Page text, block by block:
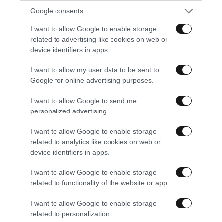
Google consents
I want to allow Google to enable storage
related to advertising like cookies on web or
device identifiers in apps.
I want to allow my user data to be sent to
Google for online advertising purposes.
I want to allow Google to send me
personalized advertising.
I want to allow Google to enable storage
related to analytics like cookies on web or
device identifiers in apps.
I want to allow Google to enable storage
related to functionality of the website or app.
I want to allow Google to enable storage
related to personalization.
Αναχωρεί από το Άμπου Ντάμπι ο Δημήτρης
Γιαννακόπουλος ΔΕΝ ΕΧΕΙ ΤΣΙΡΚΟ ΕΚΕΙ ΝΑ ΠΑΙΖΕΙΣ
και που εισαι να κοψεις το μουστακη φιανεσαι σαμ
εξωγεινειος
Απαντήστε
Nostromo 24·05·2025 14:25
Μην του μιλάτε του παιδιού αφήστε το να κλάψει...
Μετα το κλαμα , εχει
«Σπέκουλα, ψεύδη, πολιτική αναξιοπρέπεια και